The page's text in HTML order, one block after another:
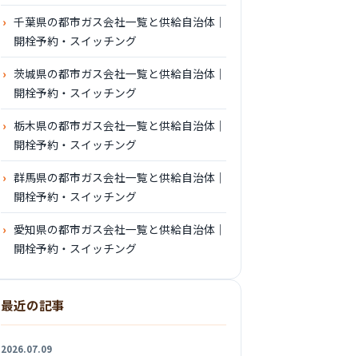
千葉県の都市ガス会社一覧と供給自治体｜
開栓予約・スイッチング
茨城県の都市ガス会社一覧と供給自治体｜
開栓予約・スイッチング
栃木県の都市ガス会社一覧と供給自治体｜
開栓予約・スイッチング
群馬県の都市ガス会社一覧と供給自治体｜
開栓予約・スイッチング
愛知県の都市ガス会社一覧と供給自治体｜
開栓予約・スイッチング
最近の記事
2026.07.09